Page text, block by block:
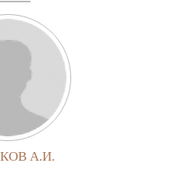
А.И.